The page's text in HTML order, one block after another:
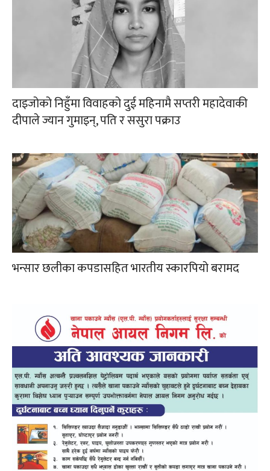
दाइजोको निहुँमा विवाहको दुई महिनामै सप्तरी महादेवाकी
दीपाले ज्यान गुमाइन्, पति र ससुरा पक्राउ
भन्सार छलीका कपडासहित भारतीय स्कारपियो बरामद